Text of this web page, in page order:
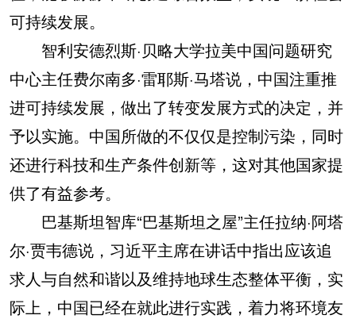
可持续发展。
智利安德烈斯·贝略大学拉美中国问题研究
中心主任费尔南多·雷耶斯·马塔说，中国注重推
进可持续发展，做出了转变发展方式的决定，并
予以实施。中国所做的不仅仅是控制污染，同时
还进行科技和生产条件创新等，这对其他国家提
供了有益参考。
巴基斯坦智库“巴基斯坦之屋”主任拉纳·阿塔
尔·贾韦德说，习近平主席在讲话中指出应该追
求人与自然和谐以及维持地球生态整体平衡，实
际上，中国已经在就此进行实践，着力将环境友